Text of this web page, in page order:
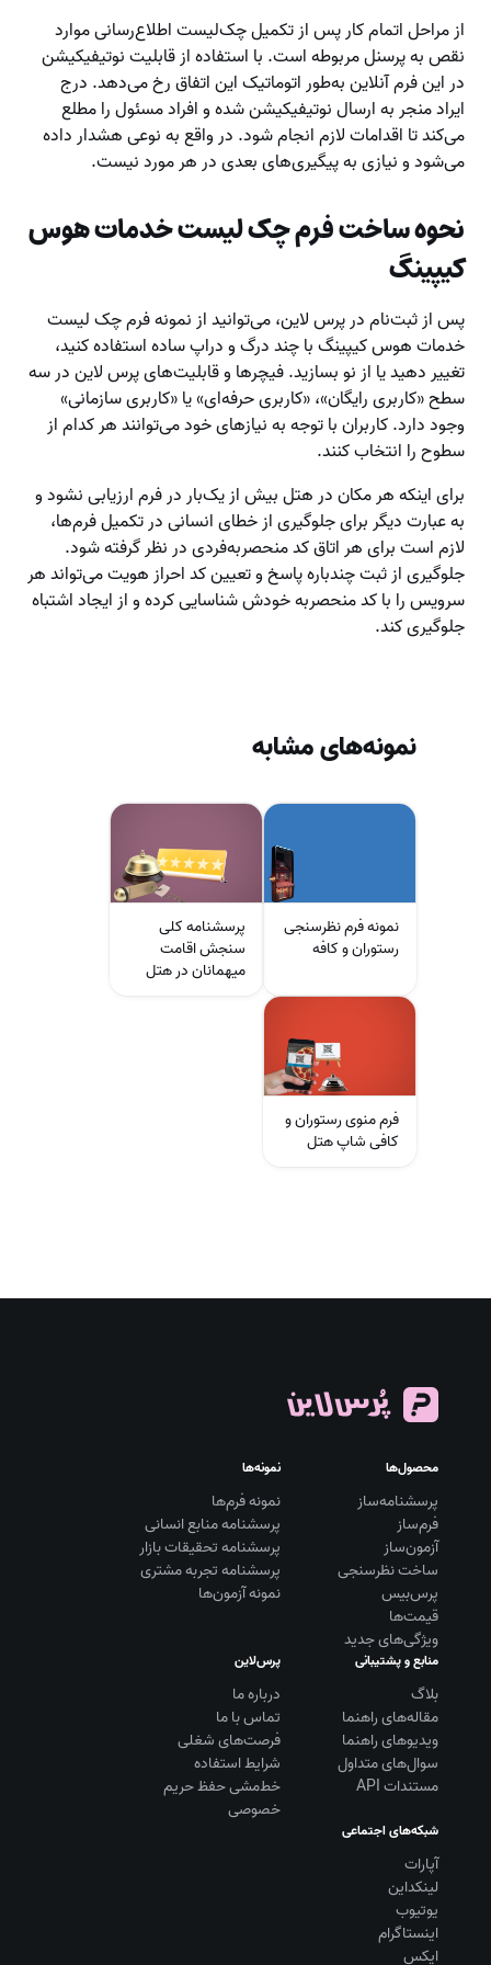
از مراحل اتمام کار پس از تکمیل چک‌لیست اطلاع‌رسانی موارد
نقص به پرسنل مربوطه است. با استفاده از قابلیت نوتیفیکیشن
در این فرم آنلاین به‌طور اتوماتیک این اتفاق رخ می‌دهد. درج
ایراد منجر به ارسال نوتیفیکیشن شده و افراد مسئول را مطلع
می‌کندتا اقدامات لازم انجام شود. در واقع به نوعی هشدار داده
می‌شود و نیازی به پیگیری‌های بعدی در هر مورد نیست.
نحوه ساخت فرم چک لیست خدمات هوس
کیپینگ
پس از ثبت‌نام در پرس لاین، می‌توانید از نمونه فرم چک لیست
خدمات هوس کیپینگ با چند درگ و دراپ ساده استفاده کنید،
تغییر دهید یا از نو بسازید. فیچرها و قابلیت‌های پرس لاین در سه
سطح «کاربری رایگان»، «کاربری حرفه‌ای» یا «کاربری سازمانی»
وجود دارد. کاربران با توجه به نیازهای خود می‌توانند هر کدام از
سطوح را انتخاب کنند.
برای اینکه هر مکان در هتل بیش از یک‌بار در فرم ارزیابی نشود و
به عبارت دیگر برای جلوگیری از خطای انسانی در تکمیل فرم‌ها،
لازم است برای هر اتاق کد منحصربه‌فردی در نظر گرفته شود.
جلوگیری از ثبت چندباره پاسخ و تعیین کد احراز هویت می‌تواند هر
سرویس را با کد منحصربه خودش شناسایی کرده و از ایجاد اشتباه
جلوگیری کند.
نمونه‌های مشابه
نمونه فرم نظرسنجی
رستوران و کافه
پرسشنامه کلی
سنجش اقامت
میهمانان در هتل
فرم منوی رستوران و
کافی شاپ هتل
محصول‌ها
پرسشنامه‌ساز
فرم‌ساز
آزمون‌ساز
ساخت نظرسنجی
پرس‌بیس
قیمت‌ها
ویژگی‌های جدید
نمونه‌ها
نمونه فرم‌ها
پرسشنامه منابع انسانی
پرسشنامه تحقیقات بازار
پرسشنامه تجربه مشتری
نمونه آزمون‌ها
منابع و پشتیبانی
بلاگ
مقاله‌های راهنما
ویديوهای راهنما
سوال‌های متداول
مستندات API
پرس‌لاین
درباره ما
تماس با ما
فرصت‌های شغلی
شرایط استفاده
خط‌مشی حفظ حریم
خصوصی
شبکه‌های اجتماعی
آپارات
لینکداین
یوتیوب
اینستاگرام
ایکس